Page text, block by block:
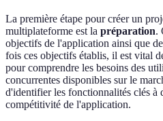
La première étape pour créer un
multiplateforme est la préparation.
objectifs de l'application ainsi que
fois ces objectifs établis, il est vital
pour comprendre les besoins des
concurrentes disponibles sur le
d'identifier les fonctionnalités clés à
compétitivité de l'application.